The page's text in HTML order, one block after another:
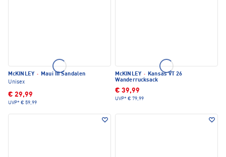
McKINLEY · Maui III Sandalen
Unisex
€ 29,99
UVP* € 59,99
McKINLEY · Kansas VT 26
Wanderrucksack
€ 39,99
UVP* € 79,99